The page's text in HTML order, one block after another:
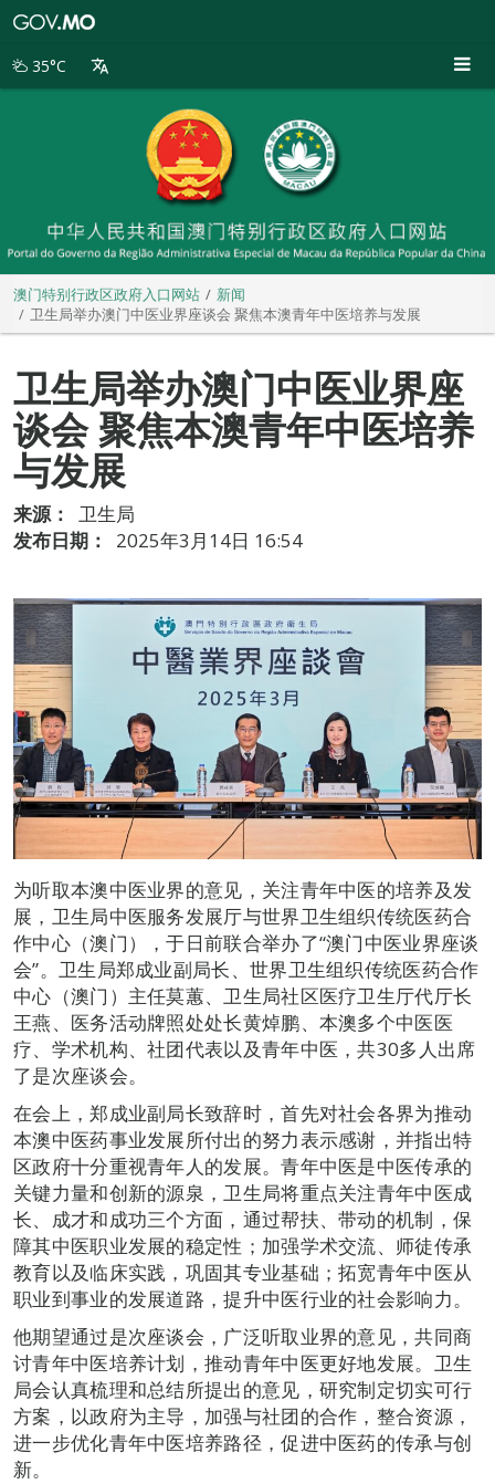
别
35°C
澳门特别行政区政府入口网站
新闻
卫生局举办澳门中医业界座谈会 聚焦本澳青年中医培养与发展
卫生局举办澳门中医业界座
谈会 聚焦本澳青年中医培养
与发展
来源：
卫生局
发布日期：
2025年3月14日 16:54
为听取本澳中医业界的意见，关注青年中医的培养及发
展，卫生局中医服务发展厅与世界卫生组织传统医药合
作中心（澳门），于日前联合举办了“澳门中医业界座谈
会”。卫生局郑成业副局长、世界卫生组织传统医药合作
中心（澳门）主任莫蕙、卫生局社区医疗卫生厅代厅长
王燕、医务活动牌照处处长黄焯鹏、本澳多个中医医
疗、学术机构、社团代表以及青年中医，共30多人出席
了是次座谈会。
在会上，郑成业副局长致辞时，首先对社会各界为推动
本澳中医药事业发展所付出的努力表示感谢，并指出特
区政府十分重视青年人的发展。青年中医是中医传承的
关键力量和创新的源泉，卫生局将重点关注青年中医成
长、成才和成功三个方面，通过帮扶、带动的机制，保
障其中医职业发展的稳定性；加强学术交流、师徒传承
教育以及临床实践，巩固其专业基础；拓宽青年中医从
职业到事业的发展道路，提升中医行业的社会影响力。
他期望通过是次座谈会，广泛听取业界的意见，共同商
讨青年中医培养计划，推动青年中医更好地发展。卫生
局会认真梳理和总结所提出的意见，研究制定切实可行
方案，以政府为主导，加强与社团的合作，整合资源，
进一步优化青年中医培养路径，促进中医药的传承与创
新。